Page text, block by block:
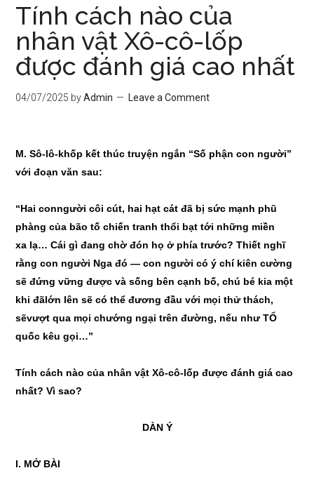
Tính cách nào của
nhân vật Xô-cô-lốp
được đánh giá cao nhất
04/07/2025 byAdmin Leave a Comment
M. Sô-lô-khốp kết thúc truyện ngắn “Số phậncon người”
với đoạn văn sau:
“Haiconngười côi cút, hai hạt cát đã bị sức mạnh phũ
phàng của bão tố chiến tranh thổi bạt tới những miền
xa lạ… Cái gì đang chờ đón họ ở phía trước? Thiết nghĩ
rằng con người Nga đó — con người có ý chí kiên cường
sẽ đứng vững được và sống bên cạnh bố, chú bé kia một
khi đãlớn lên sẽ có thể đương đầu với mọi thử thách,
sẽvượt qua mọi chướng ngại trên đường, nếu như TỔ
quốc kêu gọi…”
Tính cách nào của nhân vật Xô-cô-lốp được đánh giá cao
nhất? Vì sao?
DÀN Ý
I. MỞ BÀI